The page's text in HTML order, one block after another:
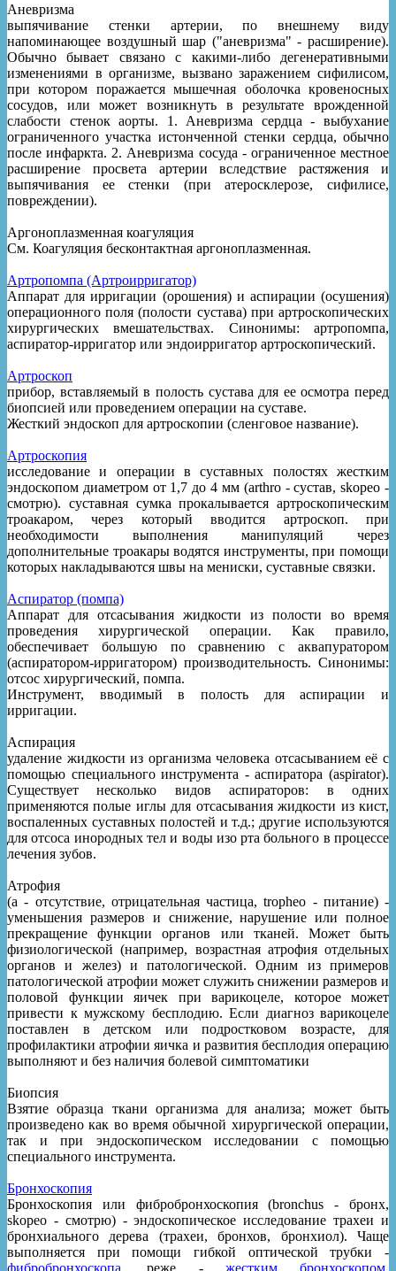
Аневризма
выпячивание стенки артерии, по внешнему виду
напоминающее воздушный шар ("аневризма" - расширение).
Обычно бывает связано с какими-либо дегенеративными
изменениями в организме, вызвано заражением сифилисом,
при котором поражается мышечная оболочка кровеносных
сосудов, или может возникнуть в результате врожденной
слабости стенок аорты. 1. Аневризма сердца - выбухание
ограниченного участка истонченной стенки сердца, обычно
после инфаркта. 2. Аневризма сосуда - ограниченное местное
расширение просвета артерии вследствие растяжения и
выпячивания ее стенки (при атеросклерозе, сифилисе,
повреждении).
Аргоноплазменная коагуляция
См. Коагуляция бесконтактная аргоноплазменная.
Артропомпа (Артроирригатор)
Аппарат для ирригации (орошения) и аспирации (осушения)
операционного поля (полости сустава) при артроскопических
хирургических вмешательствах. Синонимы: артропомпа,
аспиратор-ирригатор или эндоирригатор артроскопический.
Артроскоп
прибор, вставляемый в полость сустава для ее осмотра перед
биопсией или проведением операции на суставе.
Жесткий эндоскоп для артроскопии (сленговое название).
Артроскопия
исследование и операции в суставных полостях жестким
эндоскопом диаметром от 1,7 до 4 мм (arthro - сустав, skopeo -
смотрю). суставная сумка прокалывается артроскопическим
троакаром, через который вводится артроскоп. при
необходимости выполнения манипуляций через
дополнительные троакары водятся инструменты, при помощи
которых накладываются швы на мениски, суставные связки.
Аспиратор (помпа)
Аппарат для отсасывания жидкости из полости во время
проведения хирургической операции. Как правило,
обеспечивает большую по сравнению с аквапуратором
(аспиратором-ирригатором) производительность. Синонимы:
отсос хирургический, помпа.
Инструмент, вводимый в полость для аспирации и
ирригации.
Аспирация
удаление жидкости из организма человека отсасыванием её с
помощью специального инструмента - аспиратора (aspirator).
Существует несколько видов аспираторов: в одних
применяются полые иглы для отсасывания жидкости из кист,
воспаленных суставных полостей и т.д.; другие используются
для отсоса инородных тел и воды изо рта больного в процессе
лечения зубов.
Атрофия
(a - отсутствие, отрицательная частица, tropheo - питание) -
уменьшения размеров и снижение, нарушение или полное
прекращение функции органов или тканей. Может быть
физиологической (например, возрастная атрофия отдельных
органов и желез) и патологической. Одним из примеров
патологической атрофии может служить снижении размеров и
половой функции яичек при варикоцеле, которое может
привести к мужскому бесплодию. Если диагноз варикоцеле
поставлен в детском или подростковом возрасте, для
профилактики атрофии яичка и развития бесплодия операцию
выполняют и без наличия болевой симптоматики
Биопсия
Взятие образца ткани организма для анализа; может быть
произведено как во время обычной хирургической операции,
так и при эндоскопическом исследовании с помощью
специального инструмента.
Бронхоскопия
Бронхоскопия или фибробронхоскопия (bronchus - бронх,
skopeo - смотрю) - эндоскопическое исследование трахеи и
бронхиального дерева (трахеи, бронхов, бронхиол). Чаще
выполняется при помощи гибкой оптической трубки -
фибробронхоскопа , реже - жестким бронхоскопом